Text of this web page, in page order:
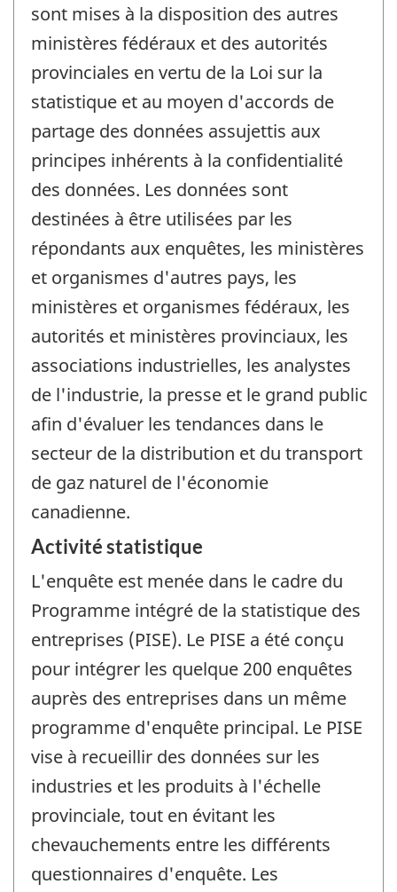
sont mises à la disposition des autres
ministères fédéraux et des autorités
provinciales en vertu de la Loi sur la
statistique et au moyen d'accords de
partage des données assujettis aux
principes inhérents à la confidentialité
des données. Les données sont
destinées à être utilisées par les
répondants aux enquêtes, les ministères
et organismes d'autres pays, les
ministères et organismes fédéraux, les
autorités et ministères provinciaux, les
associations industrielles, les analystes
de l'industrie, la presse et le grand public
afin d'évaluer les tendances dans le
secteur de la distribution et du transport
de gaz naturel de l'économie
canadienne.
Activité statistique
L'enquête est menée dans le cadre du
Programme intégré de la statistique des
entreprises (PISE). Le PISE a été conçu
pour intégrer les quelque 200 enquêtes
auprès des entreprises dans un même
programme d'enquête principal. Le PISE
vise à recueillir des données sur les
industries et les produits à l'échelle
provinciale, tout en évitant les
chevauchements entre les différents
questionnaires d'enquête. Les